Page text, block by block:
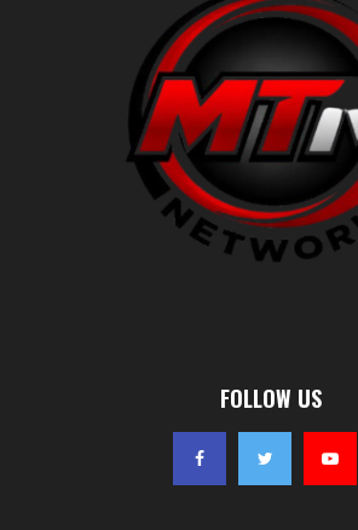
FOLLOW US